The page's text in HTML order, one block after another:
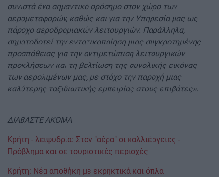
συνιστά ένα σημαντικό ορόσημο στον χώρο των
αερομεταφορών, καθώς και για την Υπηρεσία μας ως
πάροχο αεροδρομιακών λειτουργιών. Παράλληλα,
σηματοδοτεί την εντατικοποίηση μιας συγκροτημένης
προσπάθειας για την αντιμετώπιση λειτουργικών
προκλήσεων και τη βελτίωση της συνολικής εικόνας
των αερολιμένων μας, με στόχο την παροχή μιας
καλύτερης ταξιδιωτικής εμπειρίας στους επιβάτες».
ΔΙΑΒΑΣΤΕ ΑΚΟΜΑ
Κρήτη - λειψυδρία: Στον "αέρα" οι καλλιέργειες -
Πρόβλημα και σε τουριστικές περιοχές
Κρήτη: Νέα αποθήκη με εκρηκτικά και όπλα